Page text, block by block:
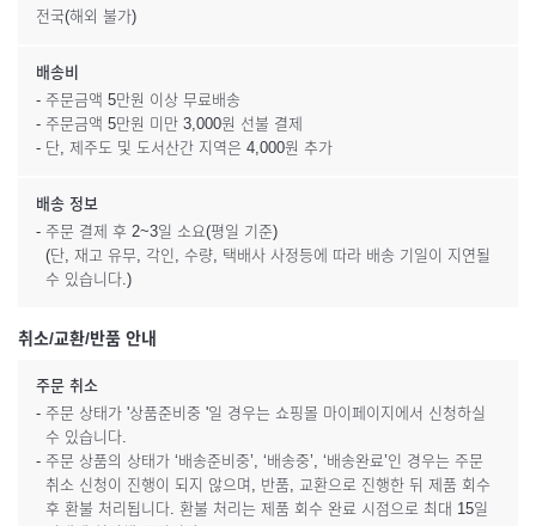
전국(해외 불가)
배송비
- 주문금액 5만원 이상 무료배송
- 주문금액 5만원 미만 3,000원 선불 결제
- 단, 제주도 및 도서산간 지역은 4,000원 추가
배송 정보
- 주문 결제 후 2~3일 소요(평일 기준)
(단, 재고 유무, 각인, 수량, 택배사 사정등에 따라 배송 기일이 지연될
수 있습니다.)
취소/교환/반품 안내
주문 취소
- 주문 상태가 '상품준비중 '일 경우는 쇼핑몰 마이페이지에서 신청하실
수 있습니다.
- 주문 상품의 상태가 ‘배송준비중’, ‘배송중’, ‘배송완료’인 경우는 주문
취소 신청이 진행이 되지 않으며, 반품, 교환으로 진행한 뒤 제품 회수
후 환불 처리됩니다. 환불 처리는 제품 회수 완료 시점으로 최대 15일